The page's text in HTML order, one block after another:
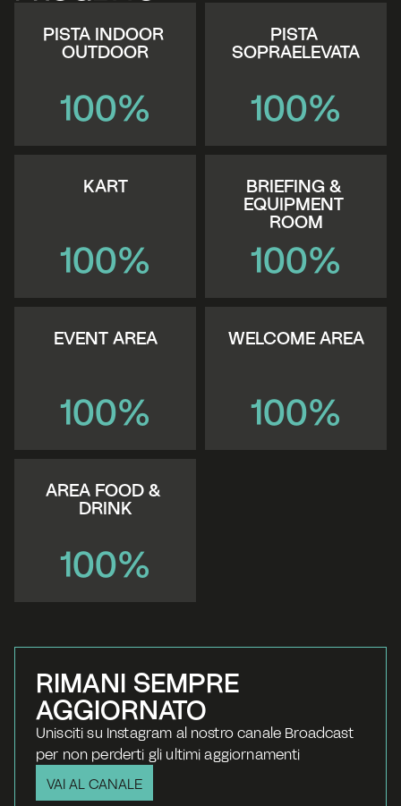
PISTA INDOOR
OUTDOOR
100%
PISTA
SOPRAELEVATA
100%
KART
100%
BRIEFING &
EQUIPMENT
ROOM
100%
EVENT AREA
100%
WELCOME AREA
100%
AREA FOOD &
DRINK
100%
RIMANI SEMPRE
AGGIORNATO
Unisciti su Instagram al nostro canale Broadcast
per non perderti gli ultimi aggiornamenti
VAI AL CANALE